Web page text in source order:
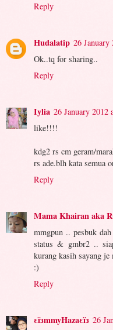
Reply
Hudalatip 26 January
Ok..tq for sharing..
Reply
Iylia 26 January 2012
like!!!!
kdg2 rs cm geram/
rs ade.blh kata semua
Reply
Mama Khairan aka
mmgpun .. pesbuk
status & gmbr2 ..
kurang kasih sayang
:)
Reply
εïзmmyHazaεïз 26